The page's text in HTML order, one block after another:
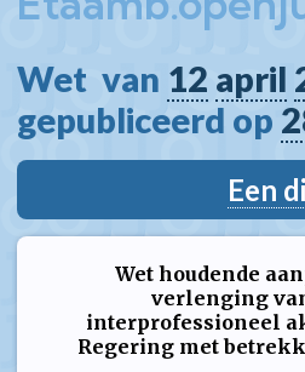
Wet  van 12 april
gepubliceerd op
Een
Wet houdende
verlenging
interprofessioneel
Regering met